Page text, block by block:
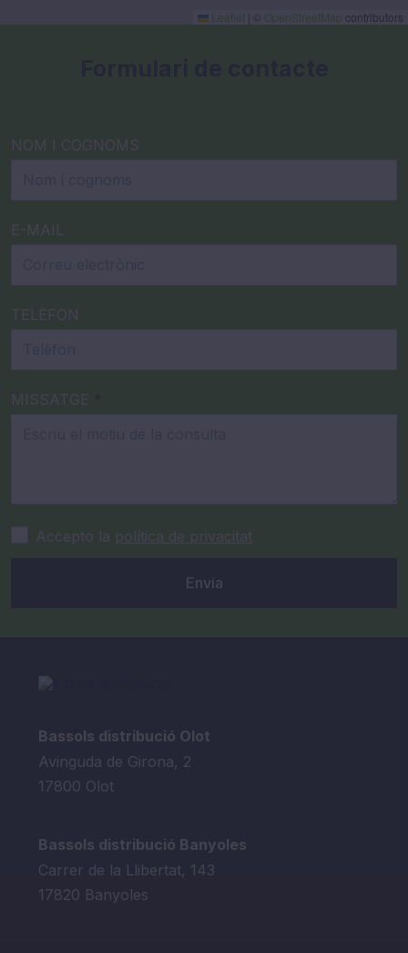
Leaflet | OpenStreetMap contributors
NOM I COGNOMS
E-MAIL
TELÈFON
MISSATGE
Accepto la política de privacitat
Envia
Bassols distribució Olot
Avinguda de Girona, 2
17800 Olot
Bassols distribució Banyoles
Carrer de la Llibertat, 143
17820 Banyoles